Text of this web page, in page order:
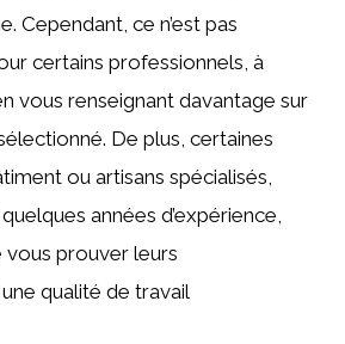
Cependant, ce n’est pas
certains professionnels, à
vous renseignant davantage sur
De plus, certaines
ou artisans spécialisés,
années d’expérience,
prouver leurs
qualité de travail